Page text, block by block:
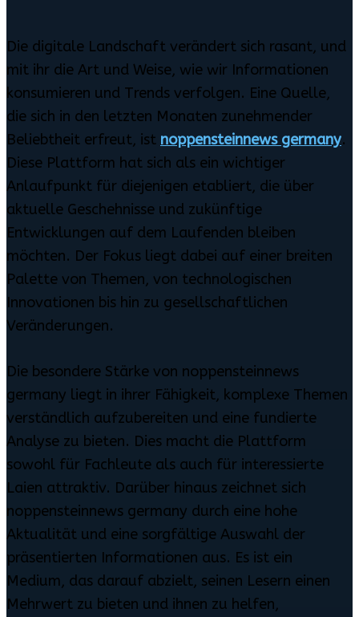
Die digitale Landschaft verändert sich rasant, und
mit ihr die Art und Weise, wie wir Informationen
konsumieren und Trends verfolgen. Eine Quelle,
die sich in den letzten Monaten zunehmender
Beliebtheit erfreut, ist noppensteinnews germany.
Diese Plattform hat sich als ein wichtiger
Anlaufpunkt für diejenigen etabliert, die über
aktuelle Geschehnisse und zukünftige
Entwicklungen auf dem Laufenden bleiben
möchten. Der Fokus liegt dabei auf einer breiten
Palette von Themen, von technologischen
Innovationen bis hin zu gesellschaftlichen
Veränderungen.
Die besondere Stärke von noppensteinnews
germany liegt in ihrer Fähigkeit, komplexe Themen
verständlich aufzubereiten und eine fundierte
Analyse zu bieten. Dies macht die Plattform
sowohl für Fachleute als auch für interessierte
Laien attraktiv. Darüber hinaus zeichnet sich
noppensteinnews germany durch eine hohe
Aktualität und eine sorgfältige Auswahl der
präsentierten Informationen aus. Es ist ein
Medium, das darauf abzielt, seinen Lesern einen
Mehrwert zu bieten und ihnen zu helfen,